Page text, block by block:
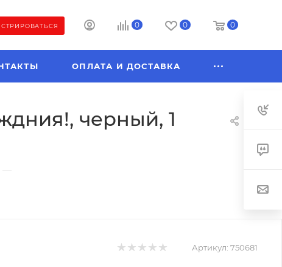
0 0 0
ОПЛАТА И ДОСТАВКА
черный, 1
—
Артикул: 750681